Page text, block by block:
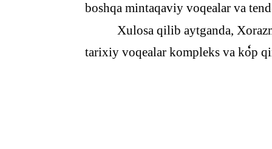
boshqa mintaqaviy voqealar va
Xulosa qilib aytganda,
tarixiy voqealar kompleks va ko
‘p